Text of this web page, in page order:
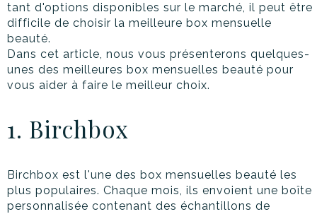
tant d'options disponibles sur le marché, il peut être
difficile de choisir la meilleure box mensuelle
beauté.
Dans cet article, nous vous présenterons quelques-
unes des meilleures box mensuelles beauté pour
vous aider à faire le meilleur choix.
1. Birchbox
Birchbox est l'une des box mensuelles beauté les
plus populaires. Chaque mois, ils envoient une boîte
personnalisée contenant des échantillons de